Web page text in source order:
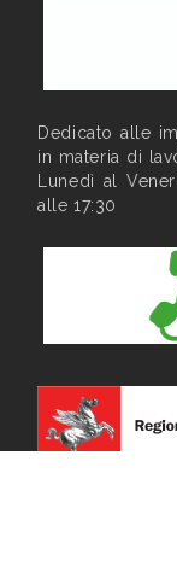
Dedicato alle
in materia di
Lunedì al
alle 17:30